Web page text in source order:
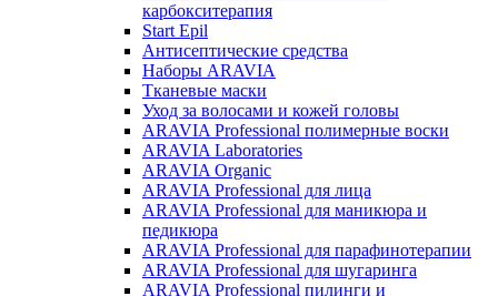
карбокситерапия
Start Epil
Антисептические средства
Наборы ARAVIA
Тканевые маски
Уход за волосами и кожей головы
ARAVIA Professional полимерные воски
ARAVIA Laboratories
ARAVIA Organic
ARAVIA Professional для лица
ARAVIA Professional для маникюра и
педикюра
ARAVIA Professional для парафинотерапии
ARAVIA Professional для шугаринга
ARAVIA Professional пилинги и